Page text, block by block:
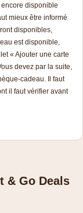
encore disponible
mieux être informé
disponibles,
est disponible,
« Ajouter une carte
devez par la suite,
cadeau. Il faut
il faut vérifier avant
& Go Deals